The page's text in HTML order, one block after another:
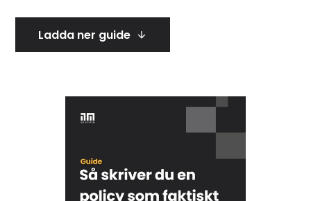
Ladda ner guide